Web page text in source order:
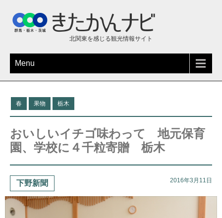
北関東を感じる観光情報サイト
Menu
春 果物 栃木
おいしいイチゴ味わって 地元保育
園、学校に４千粒寄贈 栃木
下野新聞 2016年3月11日